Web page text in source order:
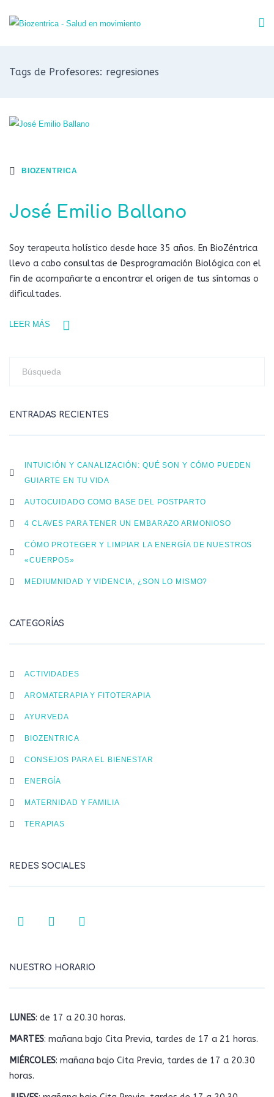
Tags de Profesores: regresiones
BIOZENTRICA
José Emilio Ballano
Soy terapeuta holístico desde hace 35 años. En BioZéntrica
llevo a cabo consultas de Desprogramación Biológica con el
fin de acompañarte a encontrar el origen de tus síntomas o
dificultades.
LEER MÁS
ENTRADAS RECIENTES
INTUICIÓN Y CANALIZACIÓN: QUÉ SON Y CÓMO PUEDEN
GUIARTE EN TU VIDA
AUTOCUIDADO COMO BASE DEL POSTPARTO
4 CLAVES PARA TENER UN EMBARAZO ARMONIOSO
CÓMO PROTEGER Y LIMPIAR LA ENERGÍA DE NUESTROS
«CUERPOS»
MEDIUMNIDAD Y VIDENCIA, ¿SON LO MISMO?
CATEGORÍAS
ACTIVIDADES
AROMATERAPIA Y FITOTERAPIA
AYURVEDA
BIOZENTRICA
CONSEJOS PARA EL BIENESTAR
ENERGÍA
MATERNIDAD Y FAMILIA
TERAPIAS
REDES SOCIALES
NUESTRO HORARIO
LUNES: de 17 a 20.30 horas.
MARTES: mañana bajo Cita Previa, tardes de 17 a 21 horas.
MIÉRCOLES: mañana bajo Cita Previa, tardes de 17 a 20.30
horas.